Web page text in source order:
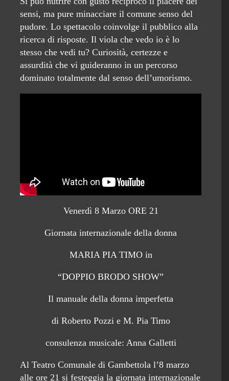
sensi, ma pure minacciare il comune senso del
pudore. Lo spettacolo coinvolge il pubblico alla
ricerca di risposte. Il viola che vedo io è lo
stesso che vedi tu? Curiosità, certezze e
assurdità che vi guideranno in un percorso
dominato totalmente dal senso dell’umorismo.
Venerdì 8 Marzo ORE 21
Giornata internazionale della donna
MARIA PIA TIMO in
“DOPPIO BRODO SHOW”
Il manuale della donna imperfetta
di Roberto Pozzi e M. Pia Timo
consulenza musicale: Anna Galletti
Al Teatro Comunale di Gambettola l’8 marzo
alle ore 21 si festeggia la giornata internazionale